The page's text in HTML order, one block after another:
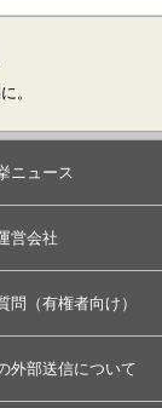
。
ニュース
営会社
問（有権者向け）
外部送信について